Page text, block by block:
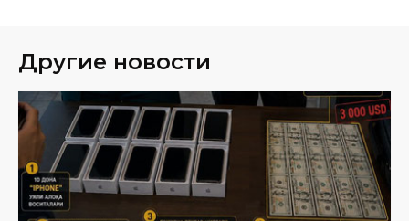
Другие новости